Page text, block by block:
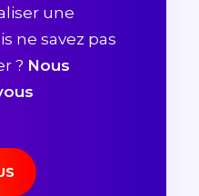
une
ne savez pas
? Nous